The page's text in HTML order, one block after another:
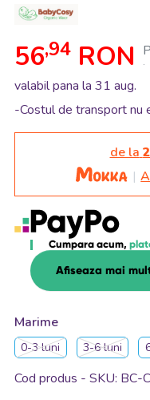
56,94 RON .
valabil pana la 31 aug.
-Costul de transport nu
de la
Cumpara acum,
Afiseaza mai
Marime
0-3 luni 3-6 luni
Cod produs - SKU BC-